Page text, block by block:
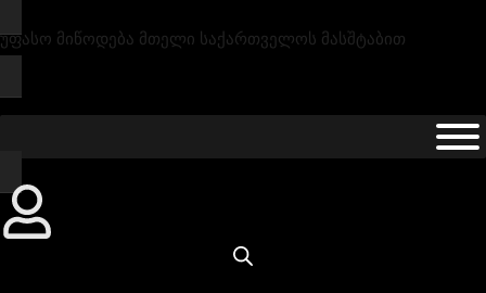
უფასო მიწოდება მთელი საქართველოს მასშტაბით